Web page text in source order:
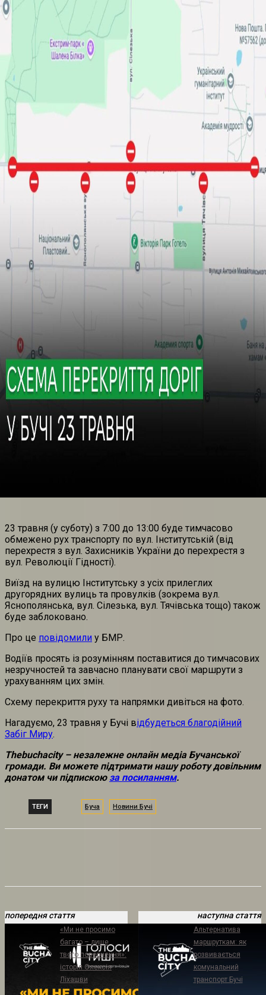
23 травня (у суботу) з 7:00 до 13:00 буде тимчасово
обмежено рух транспорту по вул. Інститутській (від
перехрестя з вул. Захисників України до перехрестя з
вул. Революції Гідності).
Виїзд на вулицю Інститутську з усіх прилеглих
другорядних вулиць та провулків (зокрема вул.
Яснополянська, вул. Сілезька, вул. Тячівська тощо) також
буде заблоковано.
Про це повідомили у БМР.
Водіїв просять із розумінням поставитися до тимчасових
незручностей та завчасно планувати свої маршрути з
урахуванням цих змін.
Схему перекриття руху та напрямки дивіться на фото.
Нагадуємо, 23 травня у Бучі відбудеться благодійний
Забіг Миру.
Thebuchacity – незалежне онлайн медіа Бучанської
громади. Ви можете підтримати нашу роботу довільним
донатом чи підпискою за посиланням.
ТЕГИ Буча Новини Бучі
попередня стаття
«Ми не просимо
багато – лише
твого повернення»:
історія Олексія
Ліхашви
наступна стаття
Альтернатива
маршруткам: як
розвивається
комунальний
транспорт Бучі